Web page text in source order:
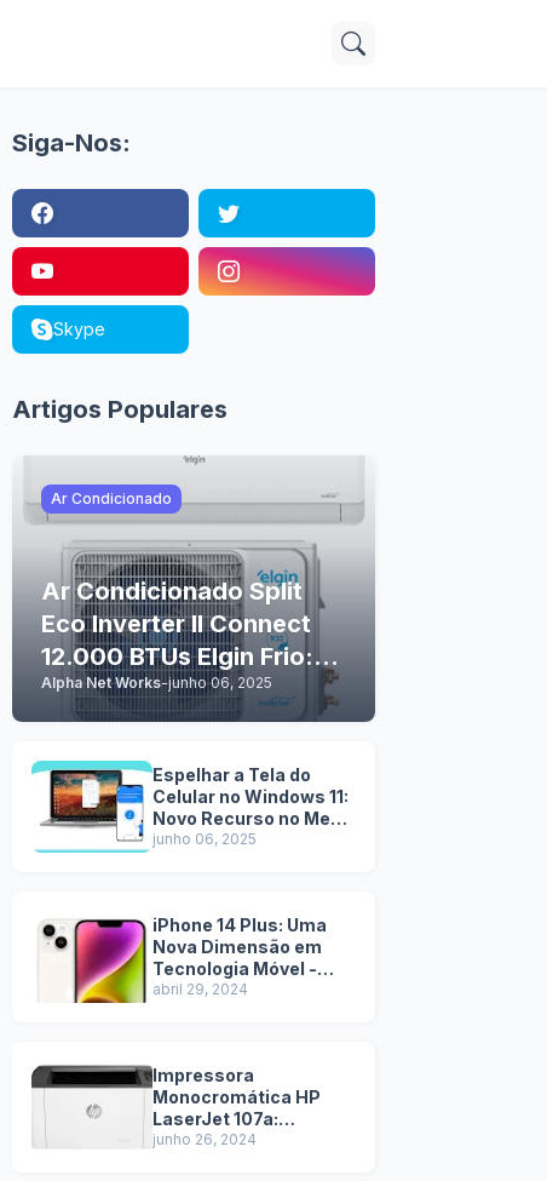
Siga-Nos:
Skype
Artigos Populares
Ar Condicionado
Ar Condicionado Split
Eco Inverter II Connect
12.000 BTUs Elgin Frio:
Tecnologia e Conforto
em Casa
Alpha Net Works-junho 06, 2025
Espelhar a Tela do
Celular no Windows 11:
Novo Recurso no Menu
Iniciar
junho 06, 2025
iPhone 14 Plus: Uma
Nova Dimensão em
Tecnologia Móvel -
Pros e Contras
abril 29, 2024
Impressora
Monocromática HP
LaserJet 107a:
Tecnologia de
junho 26, 2024